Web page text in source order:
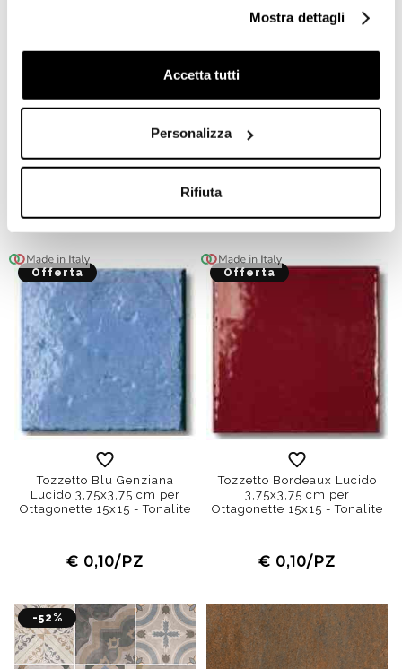
Mostra dettagli
Accetta tutti
Personalizza
Rifiuta
Piastrella Ottagonetta 15x15
(seconda scelta)
€ 24,15/MQ
Tozzetto Nero Lucido
Ottagonette 15x15 - Tonalite
€ 0,10/PZ
Offerta
Tozzetto Blu Genziana
Lucido 3,75x3,75 cm per
Ottagonette 15x15 - Tonalite
€ 0,10/PZ
Offerta
Tozzetto Bordeaux Lucido
3,75x3,75 cm per
Ottagonette 15x15 - Tonalite
€ 0,10/PZ
-52%